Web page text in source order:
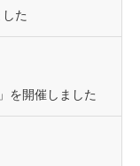
た
を開催しました